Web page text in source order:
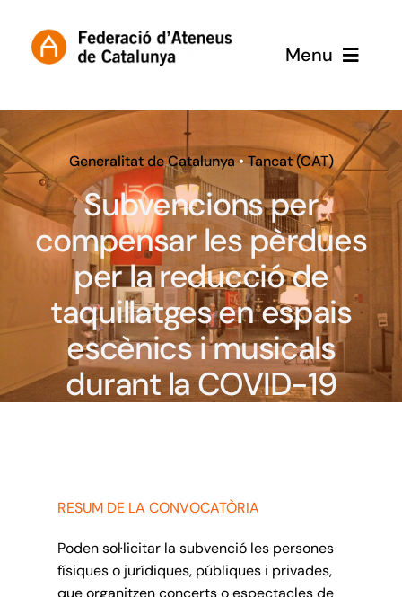
content
Menu
Inici
Subvencions
Generalitat de Catalunya•Tancat (CAT)
Subvencions per
compensar les pèrdues
per la reducció de
taquillatges en espais
escènics i musicals
durant la COVID-19
RESUM DE LA CONVOCATÒRIA
Poden sol·licitar la subvenció les persones
físiques o jurídiques, públiques i privades,
que organitzen concerts o espectacles de